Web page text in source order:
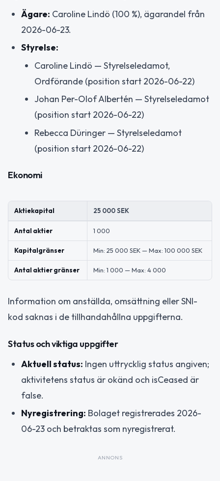
Ägare: Caroline Lindö (100 %), ägarandel från
2026-06-23.
Styrelse:
Caroline Lindö — Styrelseledamot,
Ordförande (position start 2026-06-22)
Johan Per-Olof Albertén — Styrelseledamot
(position start 2026-06-22)
Rebecca Düringer — Styrelseledamot
(position start 2026-06-22)
Ekonomi
Aktiekapital 25 000 SEK
Antal aktier 1 000
Kapitalgränser Min: 25 000 SEK — Max: 100 000 SEK
Antal aktier gränser Min: 1 000 — Max: 4 000
Information om anställda, omsättning eller SNI-
kod saknas i de tillhandahållna uppgifterna.
Status och viktiga uppgifter
Aktuell status: Ingen uttrycklig status angiven;
aktivitetens status är okänd och isCeased är
false.
Nyregistrering: Bolaget registrerades 2026-
06-23 och betraktas som nyregistrerat.
ANNONS